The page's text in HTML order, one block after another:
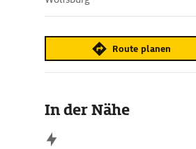
Route planen
In der Nähe